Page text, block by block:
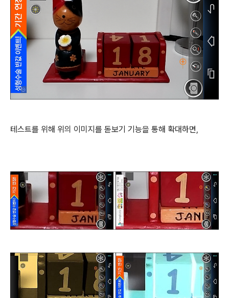
테스트를 위해 위의 이미지를 돋보기 기능을 통해 확대하면,